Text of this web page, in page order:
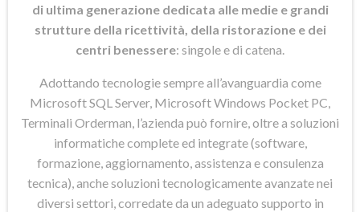
di ultima generazione dedicata alle medie e grandi
strutture della ricettività, della ristorazione e dei
centri benessere: singole e di catena.
Adottando tecnologie sempre all’avanguardia come
Microsoft SQL Server, Microsoft Windows Pocket PC,
Terminali Orderman, l’azienda può fornire, oltre a soluzioni
informatiche complete ed integrate (software,
formazione, aggiornamento, assistenza e consulenza
tecnica), anche soluzioni tecnologicamente avanzate nei
diversi settori, corredate da un adeguato supporto in